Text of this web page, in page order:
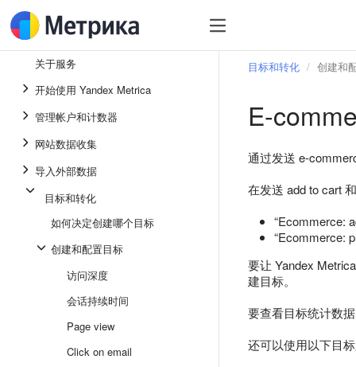
关于服务
开始使用 Yandex Metrica
管理帐户和计数器
网站数据收集
导入外部数据
目标和转化
如何决定创建哪个目标
创建和配置目标
访问深度
会话持续时间
Page view
Click on email
目标和转化 创建和
E-
通过发送 e-
在发送 add to cart
“Ecommerce:
“Ecommerce:
要让 Yandex
建目标。
要查看目标统计数
还可以使用以下目